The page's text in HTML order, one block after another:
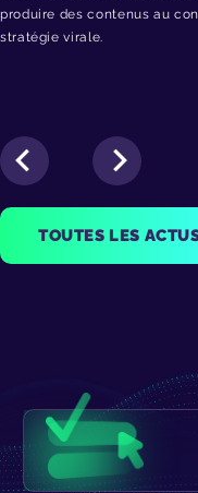
produire des contenus au
stratégie virale.
TOUTES LES